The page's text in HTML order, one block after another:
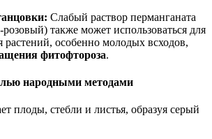
Слабый раствор перманганата
также может использоваться для
растений, особенно молодых всходов,
фитофтороза.
народными методами
плоды, стебли и листья, образуя серый